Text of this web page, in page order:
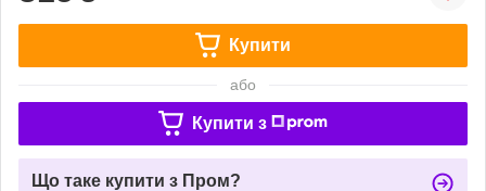
Купити
або
Купити з
Що таке купити з Пром?